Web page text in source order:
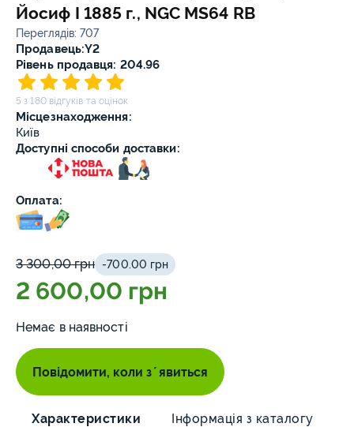
Йосиф I 1885 г., NGC MS64 RB
Переглядів: 707
Продавець:Y2
Рівень продавця: 204.96
5 з 180 відгуків та оцінок
Місцезнаходження:
Київ
Доступні способи доставки:
Оплата:
3 300,00 грн -700.00 грн
2 600,00 грн
Немає в наявності
Повідомити, коли зʼявиться
Характеристики Інформація з каталогу